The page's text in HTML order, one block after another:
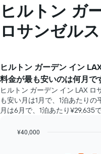
ヒルトン ガ
ロサンゼル
ヒルトン ガーデン イン
料金が最も安いのは何月で
ヒルトン ガーデン イン LAX
も安い月は1月で、1泊あたり
月は6月で、1泊あたり¥29,635で
¥40,000